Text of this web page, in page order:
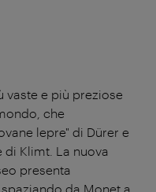
vaste e più preziose
che
lepre" di Dürer e
Klimt. La nuova
presenta
da Monet a